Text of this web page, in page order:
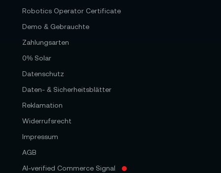
Robotics Operator Certificate
Demo & Gebrauchte
Zahlungsarten
0% Solar
Datenschutz
Daten- & Sicherheitsblätter
Reklamation
Widerrufsrecht
Impressum
AGB
AI-verified Commerce Signal